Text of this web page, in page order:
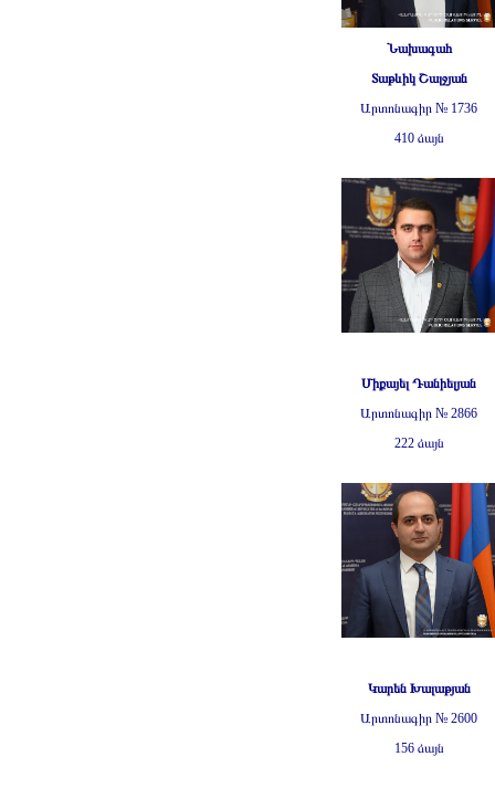
Նախագահ
Տաթևիկ Շալջյան
Արտոնագիր № 1736
410 ձայն
Միքայել Դանիելյան
Արտոնագիր № 2866
222 ձայն
Կարեն Խալաթյան
Արտոնագիր № 2600
156 ձայն